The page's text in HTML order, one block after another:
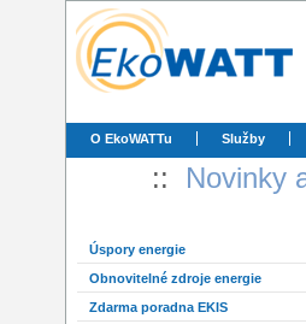
O EkoWATTu Služby
:: Novinky
Úspory energie
Obnovitelné zdroje energie
Zdarma poradna EKIS